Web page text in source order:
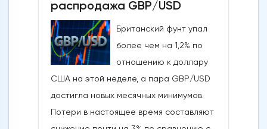
распродажа GBP/USD
Британский фунт упал
более чем на 1,2% по
отношению к доллару
США на этой неделе, а пара GBP/USD
достигла новых месячных минимумов.
Потери в настоящее время составляют